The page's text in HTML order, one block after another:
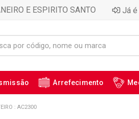
E ESPIRITO SANTO Já é
Arrefecimento
: AC2300